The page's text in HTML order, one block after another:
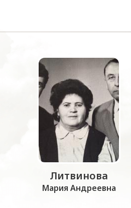
Литвинова
Мария Андреевна